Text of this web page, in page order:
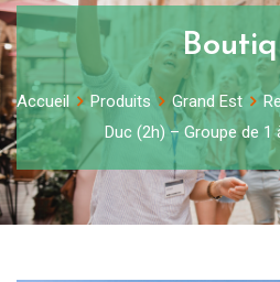
Accueil Produits Grand Est
Duc (2h) – Groupe de 1